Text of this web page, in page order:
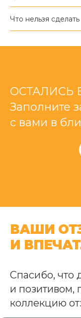
Что нельзя
ОСТАЛИСЬ
Заполните
с вами в
ВАШИ
И
Спасибо, что
и позитивом,
коллекцию